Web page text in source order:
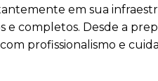
em sua
e completos. Desde a
profissionalismo e